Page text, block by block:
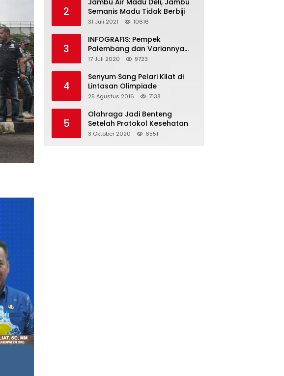
2
Jambu Air Madu Deli, Jambu
Semanis Madu Tidak Berbiji
31 Juli 2021 10616
3
INFOGRAFIS: Pempek
Palembang dan Variannya
yang Melegenda
17 Juli 2020 9723
4
Senyum Sang Pelari Kilat di
Lintasan Olimpiade
25 Agustus 2016 7138
5
Olahraga Jadi Benteng
Setelah Protokol Kesehatan
3 Oktober 2020 6551